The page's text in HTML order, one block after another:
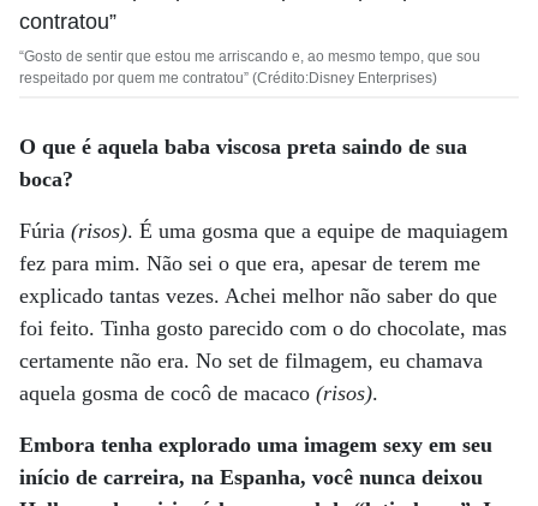
“Gosto de sentir que estou me arriscando e, ao mesmo tempo, que sou
respeitado por quem me contratou” (Crédito:Disney Enterprises)
O que é aquela baba viscosa preta saindo de sua
boca?
Fúria (risos). É uma gosma que a equipe de maquiagem
fez para mim. Não sei o que era, apesar de terem me
explicado tantas vezes. Achei melhor não saber do que
foi feito. Tinha gosto parecido com o do chocolate, mas
certamente não era. No set de filmagem, eu chamava
aquela gosma de cocô de macaco (risos).
Embora tenha explorado uma imagem sexy em seu
início de carreira, na Espanha, você nunca deixou